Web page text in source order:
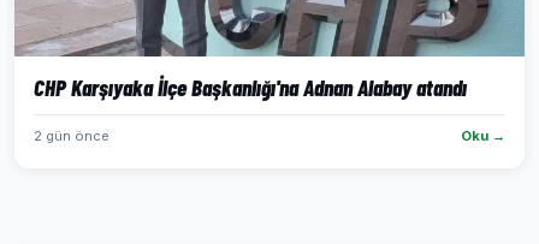
CHP Karşıyaka İlçe Başkanlığı'na Adnan Alabay atandı
2 gün önce Oku →